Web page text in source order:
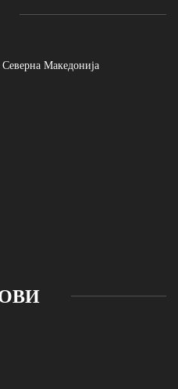
Македонија